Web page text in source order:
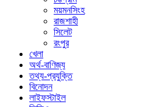
ময়মনসিংহ
রাজশাহী
সিলেট
রংপুর
খেলা
অর্থ-বাণিজ্য
তথ্য-প্রযুক্তি
বিনোদন
লাইফস্টাইল